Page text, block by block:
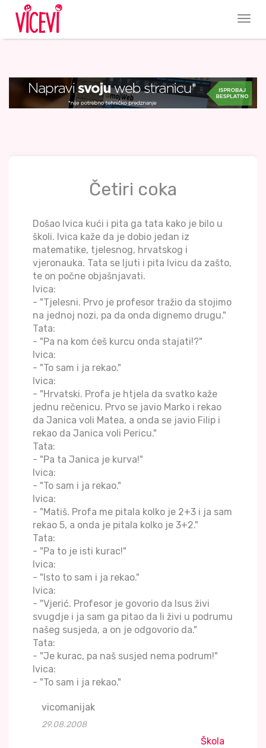
Četiri coka
Došao Ivica kući i pita ga tata kako je bilo u
školi. Ivica kaže da je dobio jedan iz
matematike, tjelesnog, hrvatskog i
vjeronauka. Tata se ljuti i pita Ivicu da zašto,
te on počne objašnjavati.
Ivica:
- "Tjelesni. Prvo je profesor tražio da stojimo
na jednoj nozi, pa da onda dignemo drugu."
Tata:
- "Pa na kom ćeš kurcu onda stajati!?"
Ivica:
- "To sam i ja rekao."
Ivica:
- "Hrvatski. Profa je htjela da svatko kaže
jednu rečenicu. Prvo se javio Marko i rekao
da Janica voli Matea, a onda se javio Filip i
rekao da Janica voli Pericu."
Tata:
- "Pa ta Janica je kurva!"
Ivica:
- "To sam i ja rekao."
Ivica:
- "Matiš. Profa me pitala kolko je 2+3 i ja sam
rekao 5, a onda je pitala kolko je 3+2."
Tata:
- "Pa to je isti kurac!"
Ivica:
- "Isto to sam i ja rekao."
Ivica:
- "Vjerić. Profesor je govorio da Isus živi
svugdje i ja sam ga pitao da li živi u podrumu
našeg susjeda, a on je odgovorio da."
Tata:
- "Je kurac, pa naš susjed nema podrum!"
Ivica:
- "To sam i ja rekao."
vicomanijak
29.08.2008
Škola